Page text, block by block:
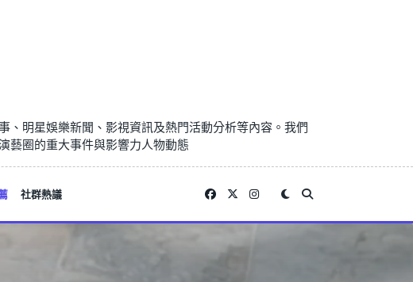
明星娛樂新聞、影視資訊及熱門活動分析等內容。我們
藝圈的重大事件與影響力人物動態
社群熱議